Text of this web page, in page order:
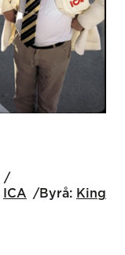
ICA Byrå: King